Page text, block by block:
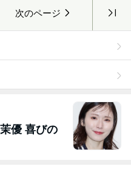
次のページ
優 喜びの